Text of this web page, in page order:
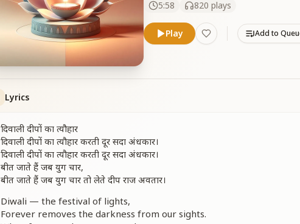
5:58
820 plays
Play Add to
Lyrics
दिवाली दीपों का त्यौहार
दिवाली दीपों का त्यौहार करती दूर सदा अंधकार।
दिवाली दीपों का त्यौहार करती दूर सदा अंधकार।
बीत जाते हैं जब युग चार,
बीत जाते हैं जब युग चार तो लेते दीप राज अवतार।
Diwali — the festival of lights,
Forever removes the darkness from our sights.